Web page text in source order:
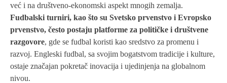
već i na društveno-ekonomski aspekt mnogih zemalja.
Fudbalski turniri, kao što su Svetsko prvenstvo i Evropsko
prvenstvo, često postaju platforme za političke i društvene
razgovore, gde se fudbal koristi kao sredstvo za promenu i
razvoj. Engleski fudbal, sa svojim bogatstvom tradicije i kulture,
ostaje značajan pokretač inovacija i ujedinjenja na globalnom
nivou.